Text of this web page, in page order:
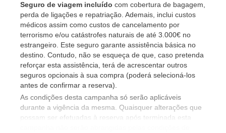
Seguro de viagem incluído com cobertura de bagagem,
perda de ligações e repatriação. Ademais, inclui custos
médicos assim como custos de cancelamento por
terrorismo e/ou catástrofes naturais de até 3.000€ no
estrangeiro. Este seguro garante assistência básica no
destino. Contudo, não se esqueça de que, caso pretenda
reforçar esta assistência, terá de acrescentar outros
seguros opcionais à sua compra (poderá selecioná-los
antes de confirmar a reserva).
​As condições desta campanha só serão aplicáveis
durante a vigência da mesma. Quaisquer alterações que
possam ser efetuadas à reserva após terminada esta